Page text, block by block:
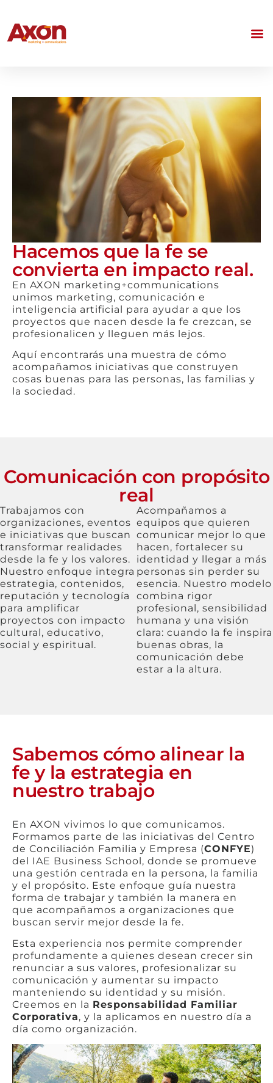
Hacemos que la fe se
convierta en impacto real.
En AXON marketing+communications
unimos marketing, comunicación e
inteligencia artificial para ayudar a que los
proyectos que nacen desde la fe crezcan, se
profesionalicen y lleguen más lejos.
Aquí encontrarás una muestra de cómo
acompañamos iniciativas que construyen
cosas buenas para las personas, las familias y
la sociedad.
Comunicación con propósito
real
Trabajamos con
organizaciones, eventos
e iniciativas que buscan
transformar realidades
desde la fe y los valores.
Nuestro enfoque integra
estrategia, contenidos,
reputación y tecnología
para amplificar
proyectos con impacto
cultural, educativo,
social y espiritual.
Acompañamos a
equipos que quieren
comunicar mejor lo que
hacen, fortalecer su
identidad y llegar a más
personas sin perder su
esencia. Nuestro modelo
combina rigor
profesional, sensibilidad
humana y una visión
clara: cuando la fe inspira
buenas obras, la
comunicación debe
estar a la altura.
Sabemos cómo alinear la
fe y la estrategia en
nuestro trabajo
En AXON vivimos lo que comunicamos.
Formamos parte de las iniciativas del Centro
de Conciliación Familia y Empresa (CONFYE)
del IAE Business School, donde se promueve
una gestión centrada en la persona, la familia
y el propósito. Este enfoque guía nuestra
forma de trabajar y también la manera en
que acompañamos a organizaciones que
buscan servir mejor desde la fe.
Esta experiencia nos permite comprender
profundamente a quienes desean crecer sin
renunciar a sus valores, profesionalizar su
comunicación y aumentar su impacto
manteniendo su identidad y su misión.
Creemos en la Responsabilidad Familiar
Corporativa, y la aplicamos en nuestro día a
día como organización.